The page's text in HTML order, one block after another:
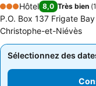
3 Étoiles
Hôtel 8,0 Très bien (
P.O. Box 137 Frigate
Christophe-et-Niévès
Sélectionnez des
Sélectionnez des